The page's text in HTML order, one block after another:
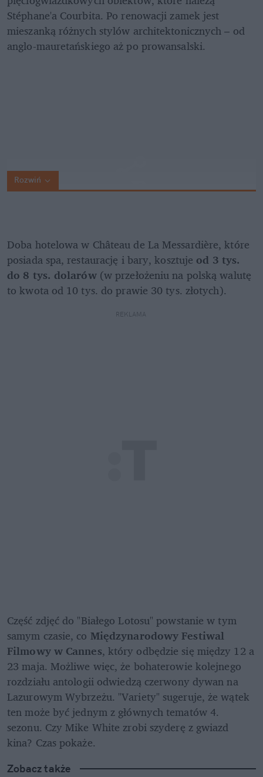
Stéphane'a Courbita. Po renowacji zamek jest
mieszanką różnych stylów architektonicznych – od
anglo-mauretańskiego aż po prowansalski.
Rozwiń
Doba hotelowa w Château de La Messardière, które
posiada spa, restaurację i bary, kosztuje od 3 tys.
do 8 tys. dolarów (w przełożeniu na polską walutę
to kwota od 10 tys. do prawie 30 tys. złotych).
REKLAMA
Część zdjęć do "Białego Lotosu" powstanie w tym
samym czasie, co Międzynarodowy Festiwal
Filmowy w Cannes, który odbędzie się między 12 a
23 maja. Możliwe więc, że bohaterowie kolejnego
rozdziału antologii odwiedzą czerwony dywan na
Lazurowym Wybrzeżu. "Variety" sugeruje, że wątek
ten może być jednym z głównych tematów 4.
sezonu. Czy Mike White zrobi szyderę z gwiazd
kina? Czas pokaże.
Zobacz także